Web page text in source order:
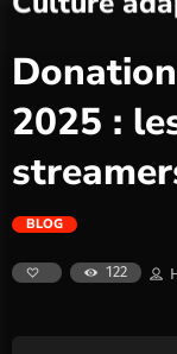
Culture
2025 :
BLOG
122